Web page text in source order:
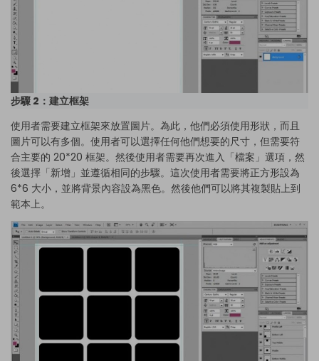
步驟 2：建立框架
使用者需要建立框架來放置圖片。為此，他們必須使用形狀，而且
圖片可以有多個。使用者可以選擇任何他們想要的尺寸，但需要符
合主要的 20*20 框架。然後使用者需要再次進入「檔案」選項，然
後選擇「新增」並遵循相同的步驟。這次使用者需要將正方形設為
6*6 大小，並將背景內容設為黑色。然後他們可以將其複製貼上到
範本上。